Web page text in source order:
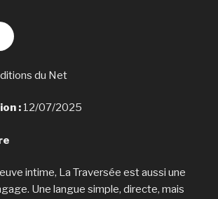
du Net
: 12/07/2025
intime, La Traversée est aussi une
Une langue simple, directe, mais